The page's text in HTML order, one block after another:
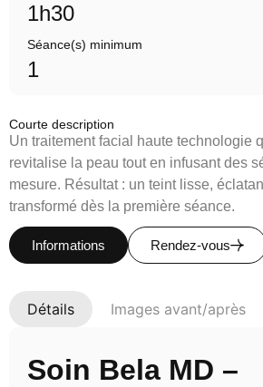
1h30
Séance(s) minimum
1
Courte description
Un traitement facial haute technologie
revitalise la peau tout en infusant des
mesure. Résultat : un teint lisse,
transformé dès la première séance.
Informations Rendez-vous
Détails Images avant/après
Soin Bela MD –